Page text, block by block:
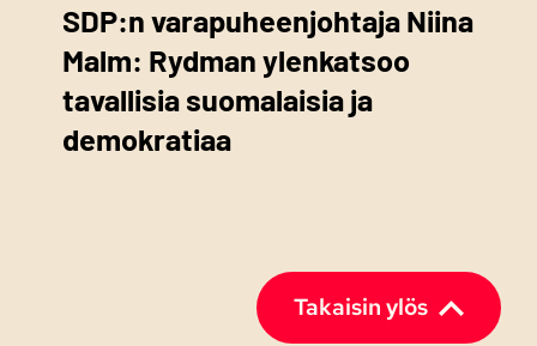
SDP:n varapuheenjohtaja Niina
Malm: Rydman ylenkatsoo
tavallisia suomalaisia ja
demokratiaa
Takaisin ylös